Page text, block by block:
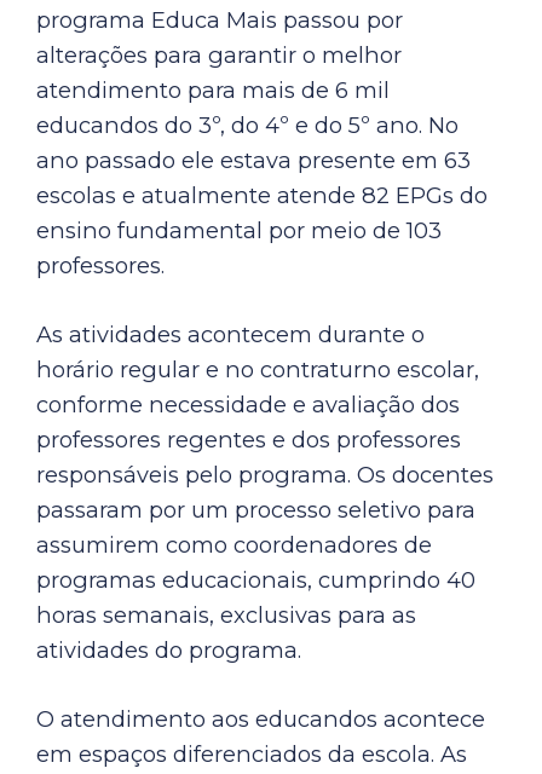
programa Educa Mais passou por
alterações para garantir o melhor
atendimento para mais de 6 mil
educandos do 3º, do 4º e do 5º ano. No
ano passado ele estava presente em 63
escolas e atualmente atende 82 EPGs do
ensino fundamental por meio de 103
professores.
As atividades acontecem durante o
horário regular e no contraturno escolar,
conforme necessidade e avaliação dos
professores regentes e dos professores
responsáveis pelo programa. Os docentes
passaram por um processo seletivo para
assumirem como coordenadores de
programas educacionais, cumprindo 40
horas semanais, exclusivas para as
atividades do programa.
O atendimento aos educandos acontece
em espaços diferenciados da escola. As